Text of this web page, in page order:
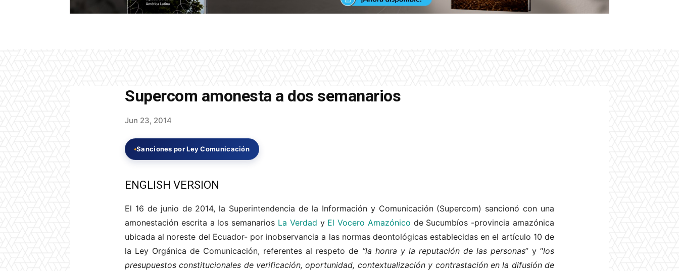
Supercom amonesta a dos semanarios
Jun 23, 2014
Sanciones por Ley Comunicación
ENGLISH VERSION
El 16 de junio de 2014, la Superintendencia de la Información y Comunicación (Supercom) sancionó con una
amonestación escrita a los semanarios La Verdad y El Vocero Amazónico de Sucumbíos -provincia amazónica
ubicada al noreste del Ecuador- por inobservancia a las normas deontológicas establecidas en el artículo 10 de
la Ley Orgánica de Comunicación, referentes al respeto de “la honra y la reputación de las personas” y “los
presupuestos constitucionales de verificación, oportunidad, contextualización y contrastación en la difusión de